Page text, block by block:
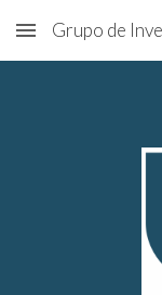
Skip to main
Grupo de